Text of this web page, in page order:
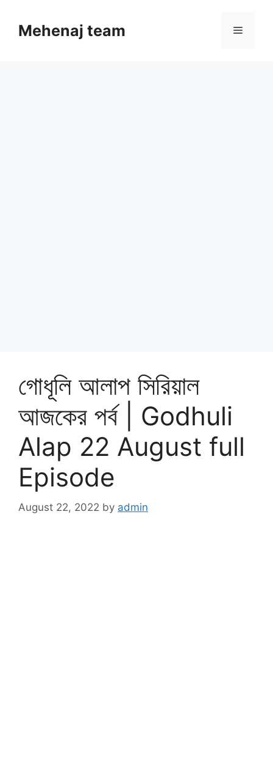
contentMehenaj team Menu
গোধূলি আলাপ সিরিয়াল
আজকের পর্ব | Godhuli
Alap 22 August full
Episode
August 22, 2022 by admin